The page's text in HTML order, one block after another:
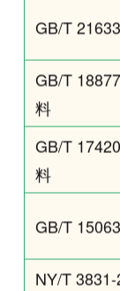
GB/T
GB/T
料
GB/T
料
GB/T
NY/T